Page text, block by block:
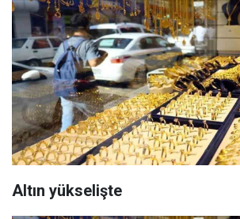
Altın yükselişte